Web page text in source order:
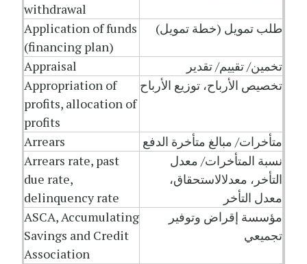
withdrawal
طلب تمويل (خطة تمويل)
Application of funds
(financing plan)
تخمين/ تقييم/ تقدير
Appraisal
تخصيص الأرباح، توزيع الأرباح
Appropriation of
profits, allocation of
profits
متأخرات/ مبالغ متأخرة الدفع
Arrears
نسبة المتأخرات/ معدل
التأخر، معدلالاستحقاق،
معدل التأخر
Arrears rate, past
due rate,
delinquency rate
مؤسسة إقراض وتوفير
تجميعي
ASCA, Accumulating
Savings and Credit
Association